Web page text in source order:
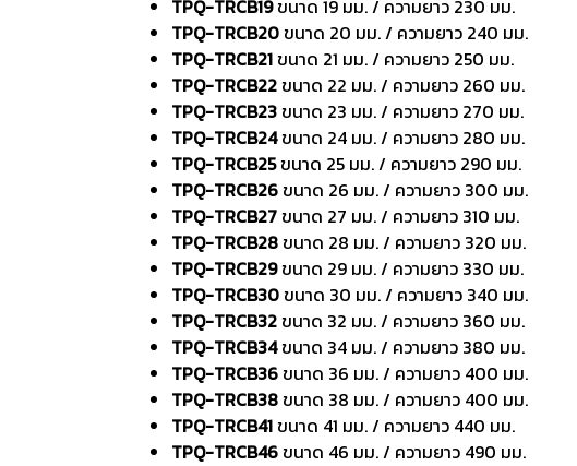
TPQ-TRCB19ขนาด 19 มม. / ความยาว 230 มม.
TPQ-TRCB20ขนาด 20 มม. / ความยาว 240 มม.
TPQ-TRCB21ขนาด 21 มม. / ความยาว 250 มม.
TPQ-TRCB22ขนาด 22 มม. / ความยาว 260 มม.
TPQ-TRCB23ขนาด 23 มม. / ความยาว 270 มม.
TPQ-TRCB24ขนาด 24 มม. / ความยาว 280 มม.
TPQ-TRCB25ขนาด 25 มม. / ความยาว 290 มม.
TPQ-TRCB26ขนาด 26 มม. / ความยาว 300 มม.
TPQ-TRCB27ขนาด 27 มม. / ความยาว 310 มม.
TPQ-TRCB28ขนาด 28 มม. / ความยาว 320 มม.
TPQ-TRCB29ขนาด 29 มม. / ความยาว 330 มม.
TPQ-TRCB30ขนาด 30 มม. / ความยาว 340 มม.
TPQ-TRCB32ขนาด 32 มม. / ความยาว 360 มม.
TPQ-TRCB34ขนาด 34 มม. / ความยาว 380 มม.
TPQ-TRCB36ขนาด 36 มม. / ความยาว 400 มม.
TPQ-TRCB38ขนาด 38 มม. / ความยาว 400 มม.
TPQ-TRCB41ขนาด 41 มม. / ความยาว 440 มม.
TPQ-TRCB46ขนาด 46 มม. / ความยาว 490 มม.